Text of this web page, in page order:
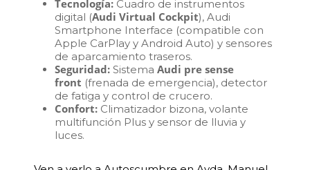
Tecnología: Cuadro de instrumentos
digital (Audi Virtual Cockpit), Audi
Smartphone Interface (compatible con
Apple CarPlay y Android Auto) y sensores
de aparcamiento traseros.
Seguridad: Sistema Audi pre sense
front (frenada de emergencia), detector
de fatiga y control de crucero.
Confort: Climatizador bizona, volante
multifunción Plus y sensor de lluvia y
luces.